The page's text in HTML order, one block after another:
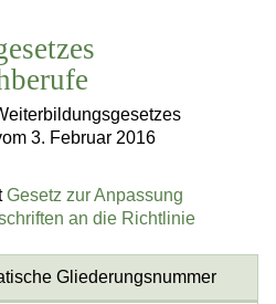
3. Februar 2016
Gesetz zur Anpassung
an die Richtlinie
Gliederungsnummer